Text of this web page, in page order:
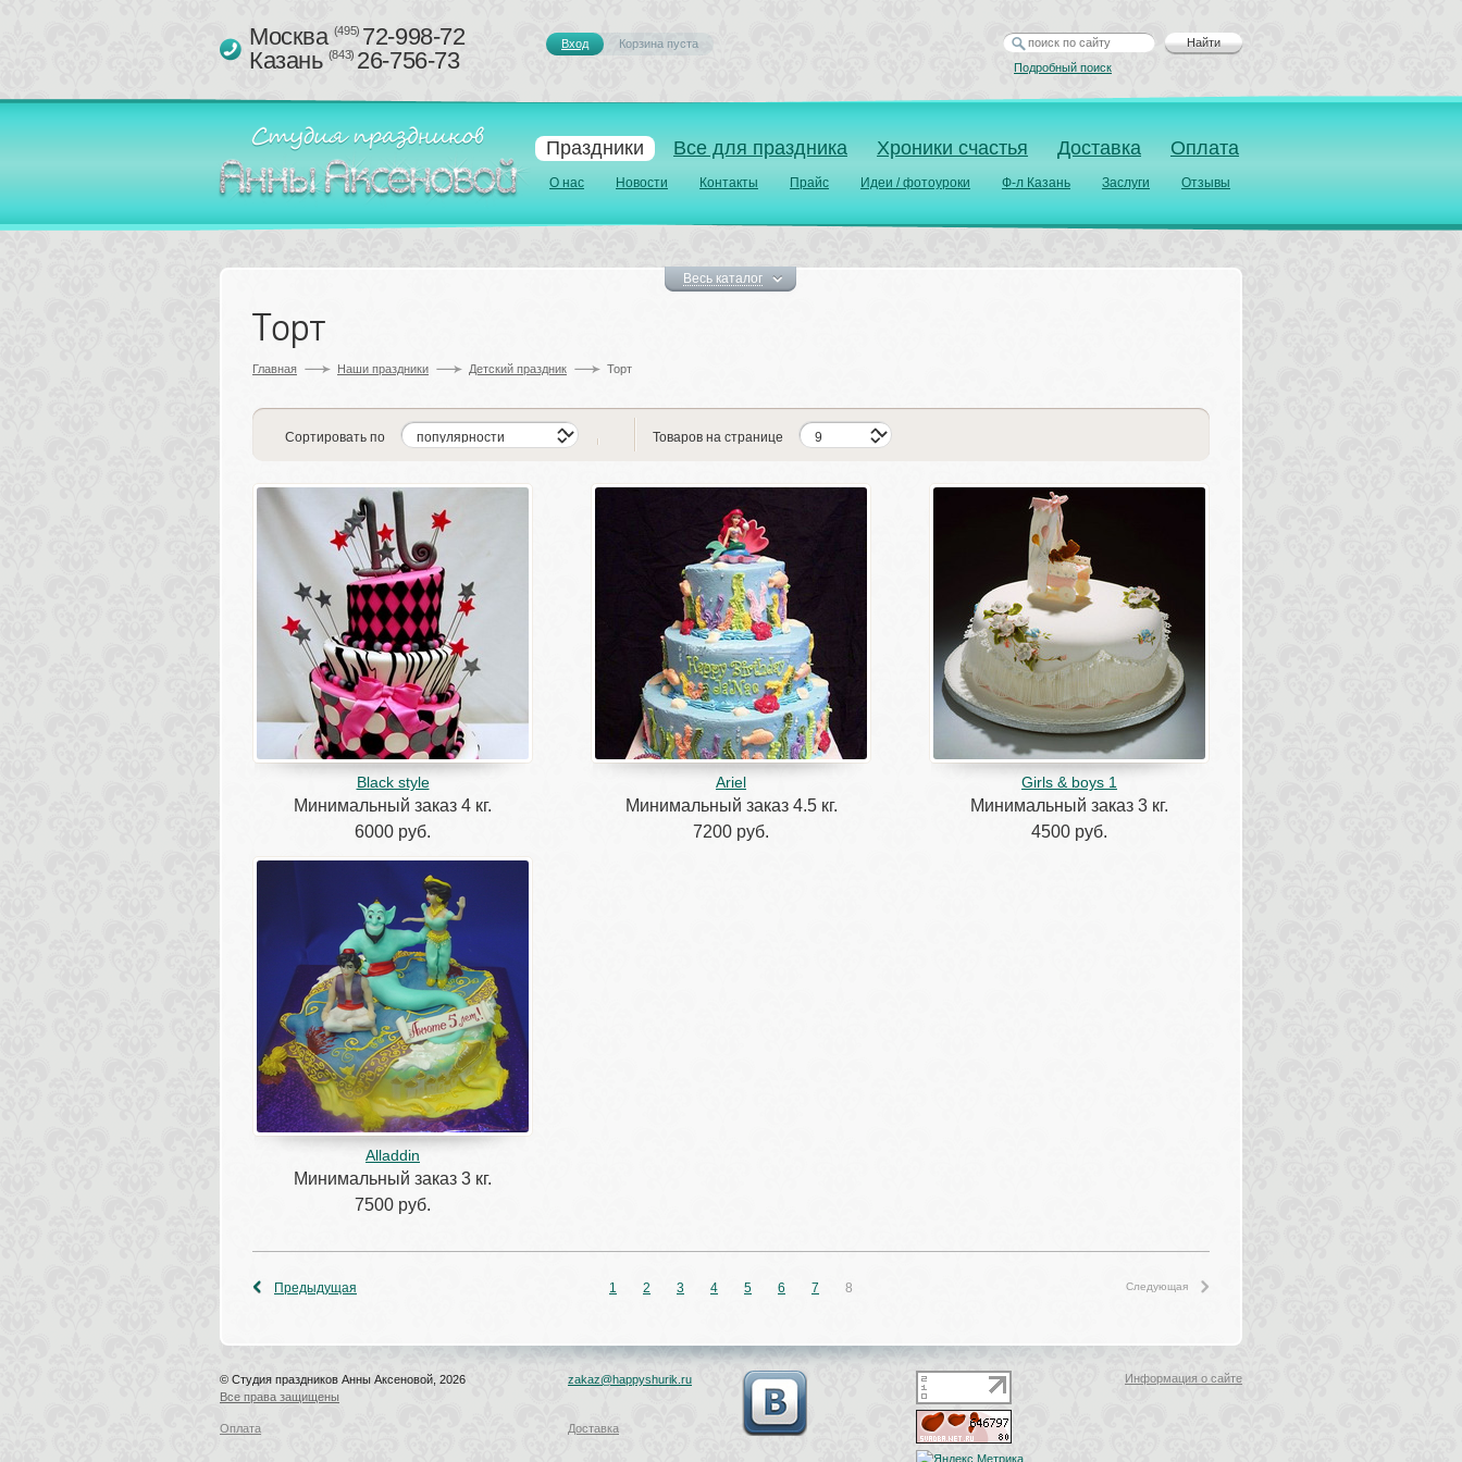
Праздники Все для праздника Хроники счастья Доставка Оплата
О нас Новости Контакты Прайс Идеи / фотоуроки Ф-л Казань Заслуги Отзывы
Москва (495)72-998-72
Казань (843)26-756-73
Вход Корзина пуста
Найти
Подробный поиск
Весь каталог
Торт
Главная Наши праздники Детский праздник Торт
Сортировать по Товаров на странице
Black style
Минимальный заказ 4 кг.
6000 руб.
Ariel
Минимальный заказ 4.5 кг.
7200 руб.
Girls & boys 1
Минимальный заказ 3 кг.
4500 руб.
Alladdin
Минимальный заказ 3 кг.
7500 руб.
Предыдущая 1 2 3 4 5 6 7 8 Следующая
© Студия праздников Анны Аксеновой, 2026
Все права защищены
Оплата
zakaz@happyshurik.ru
Доставка
Информация о сайте